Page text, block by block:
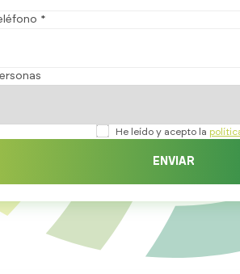
*
He leído y acepto la
ENVIAR